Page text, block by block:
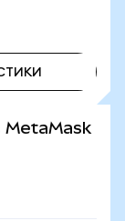
MetaMask